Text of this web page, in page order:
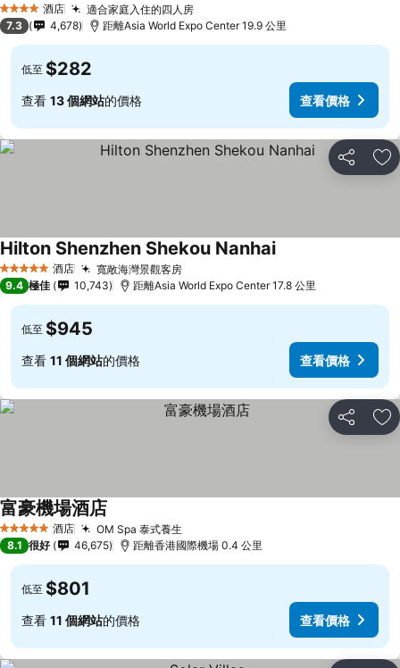
4 星級 酒店 適合家庭入住的四人房
7.3 4,678 距離Asia World Expo Center 19.9 公里
低至 $282
查看 13 個網站的價格 查看價格
分享 放
5 星級 酒店 寬敞海灣景觀客房
Hilton Shenzhen Shekou Nanhai
9.4 極佳 10,743 距離Asia World Expo Center 17.8 公里
低至 $945
查看 11 個網站的價格 查看價格
分享 放
5 星級 酒店 OM Spa 泰式養生
富豪機場酒店
8.1 很好 46,675 距離香港國際機場 0.4 公里
低至 $801
查看 11 個網站的價格 查看價格